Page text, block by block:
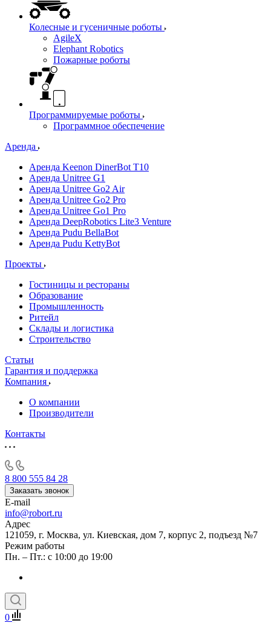
Колесные и гусеничные роботы
AgileX
Elephant Robotics
Пожарные роботы
Программируемые роботы
Программное обеспечение
Аренда
Аренда Keenon DinerBot T10
Аренда Unitree G1
Аренда Unitree Go2 Air
Аренда Unitree Go2 Pro
Аренда Unitree Go1 Pro
Аренда DeepRobotics Lite3 Venture
Аренда Pudu BellaBot
Аренда Pudu KettyBot
Проекты
Гостиницы и рестораны
Образование
Промышленность
Ритейл
Склады и логистика
Строительство
Статьи
Гарантия и поддержка
Компания
О компании
Производители
Контакты
8 800 555 84 28
Заказать звонок
E-mail
info@robort.ru
Адрес
121059, г. Москва, ул. Киевская, дом 7, корпус 2, подъезд №7
Режим работы
Пн. – Пт.: с 10:00 до 19:00
0